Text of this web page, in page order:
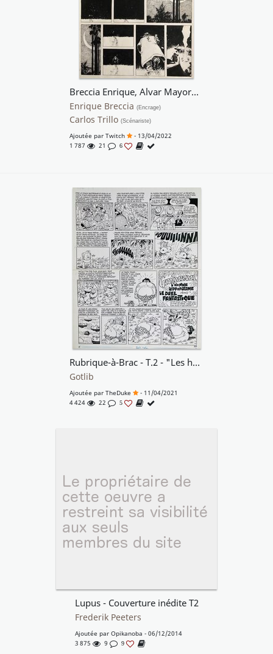
Breccia Enrique, Alvar Mayor#21, Espejos, planche n°2, 1979.
Enrique Breccia (Encrage)
Carlos Trillo (Scénariste)
Ajoutée par Twitch
- 13/04/2022
1 787
21 6
Rubrique-à-Brac - T.2 - "Les héros légendaires”
Gotlib
Ajoutée par TheDuke
- 11/04/2021
4 424
22 5
Lupus - Couverture inédite T2
Frederik Peeters
Ajoutée par Opikanoba - 06/12/2014
3 875
9 9